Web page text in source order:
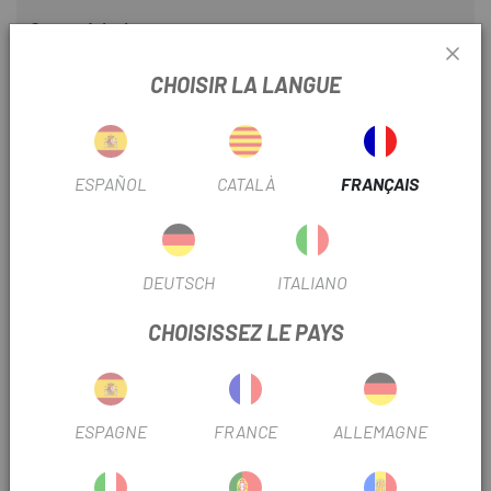
Caractéristiques
La mousse externe douce associée au gel, offre un confort
La conception anatomique du canal Body Geometry Groove
sanguine au point d'appui.
La construction moulée sous vide crée une selle durable et
déplacements domicile-travail et la conduite
CHOISIR LA LANGUE
ESPAÑOL CATALÀ FRANÇAIS
DEUTSCH ITALIANO
CHOISISSEZ LE PAYS
ESPAGNE FRANCE ALLEMAGNE